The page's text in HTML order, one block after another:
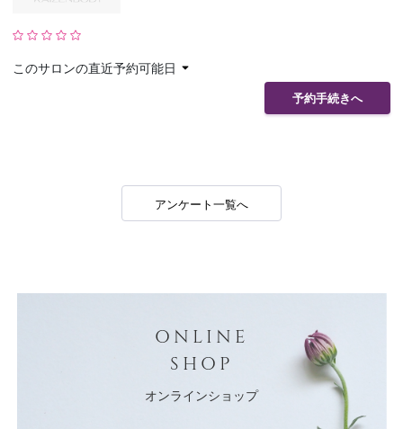
このサロンの直近予約可能日
予約手続きへ
アンケート一覧へ
ONLINE
SHOP
オンラインショップ